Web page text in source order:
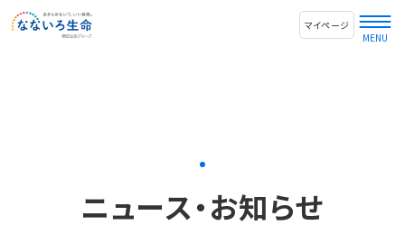
マイページ
ニュース・お知らせ